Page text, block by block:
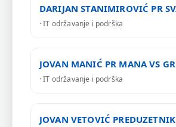
DARIJAN STANIMIROVIĆ PR
· IT održavanje i podrška
JOVAN MANIĆ PR MANA VS
· IT održavanje i podrška
JOVAN VETOVIĆ